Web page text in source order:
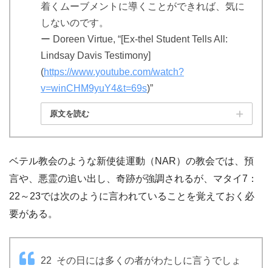
着くムーブメントに導くことができれば、気に
しないのです。
ー Doreen Virtue, “[Ex-thel Student Tells All:
Lindsay Davis Testimony]
(https://www.youtube.com/watch?
v=winCHM9yuY4&t=69s)”
原文を読む
ベテル教会のような新使徒運動（NAR）の教会では、預
言や、悪霊の追い出し、奇跡が強調されるが、マタイ7：
22～23では次のように言われていることを覚えておく必
要がある。
22 その日には多くの者がわたしに言うでしょ